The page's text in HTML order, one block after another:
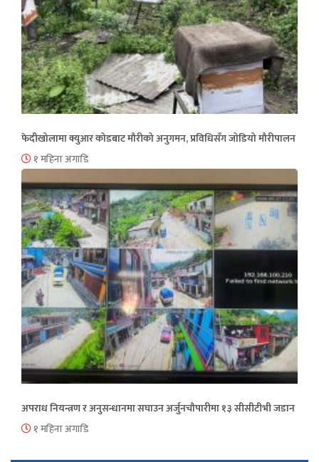
फेदीखोलामा क्युआर कोडबाट मौरीको अनुगमन, प्रविधिसँग जोडियो मौरीपालन
१ महिना अगाडि
अपराध नियन्त्रण र अनुसन्धानमा सघाउन अर्जुनचौपारीमा १३ सीसीटीभी जडान
१ महिना अगाडि